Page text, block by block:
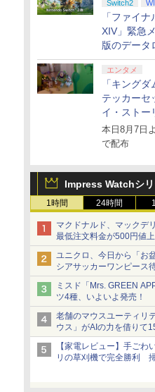
Switch2
「ファイ
XIV」緊急
版のデータ
適化
エンタメ
「キング
テッカーセ
イ・ストー
典として配
本日8月7日
で配布
Impress Watchシ
1時間 24時間
マクドナルド、マックデ
最低注文料金が500円値
1,500円から受付
ユニクロ、今日から「お
シアサッカーワンピース
ショーツは1990円に
ミスド「Mrs. GREEN
ツ4種、いよいよ発売！
老舗のマウスユーティリ
ウス」がAIの力を借りて
化、Windows 10/11、「
る。復活記念で2026年
【家電レビュー】手ごわ
リの草刈機で完全勝利